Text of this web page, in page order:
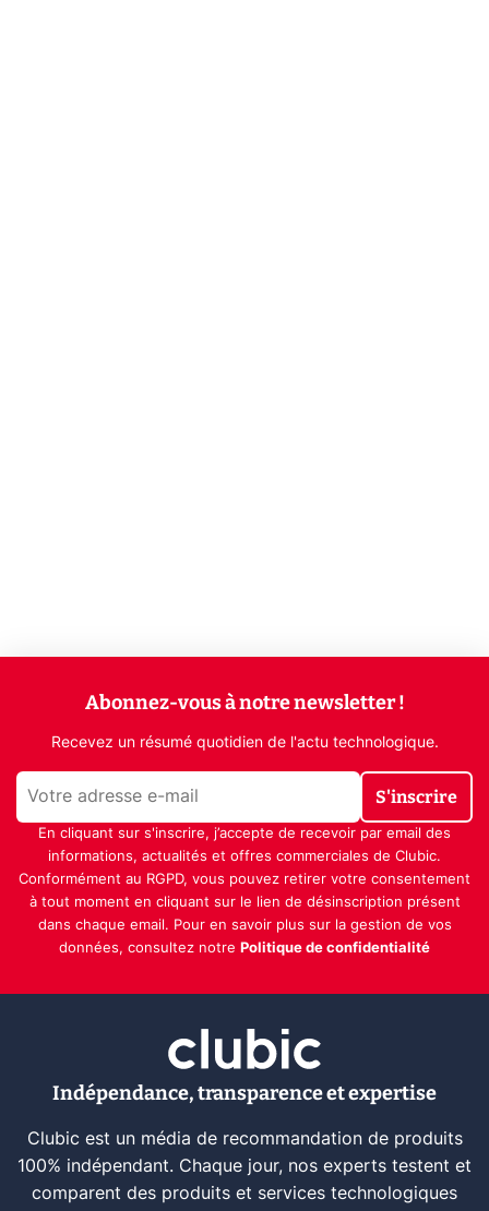
Abonnez-vous à notre newsletter !
Recevez un résumé quotidien de l'actu technologique.
S'inscrire
En cliquant sur s'inscrire, j’accepte de recevoir par email des
informations, actualités et offres commerciales de Clubic.
Conformément au RGPD, vous pouvez retirer votre consentement
à tout moment en cliquant sur le lien de désinscription présent
dans chaque email. Pour en savoir plus sur la gestion de vos
données, consultez notre Politique de confidentialité
Indépendance, transparence et expertise
Clubic est un média de recommandation de produits
100% indépendant. Chaque jour, nos experts testent et
comparent des produits et services technologiques